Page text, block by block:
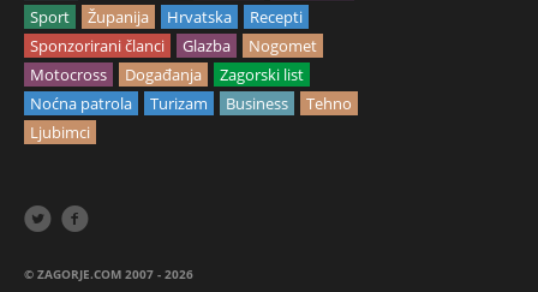
Sport
Županija Hrvatska
Recepti
Sponzorirani članci
Glazba
Nogomet
Motocross
Događanja
Zagorski list
Noćna patrola
Turizam Business
Tehno
Ljubimci
 
© ZAGORJE.COM 2007 - 2026